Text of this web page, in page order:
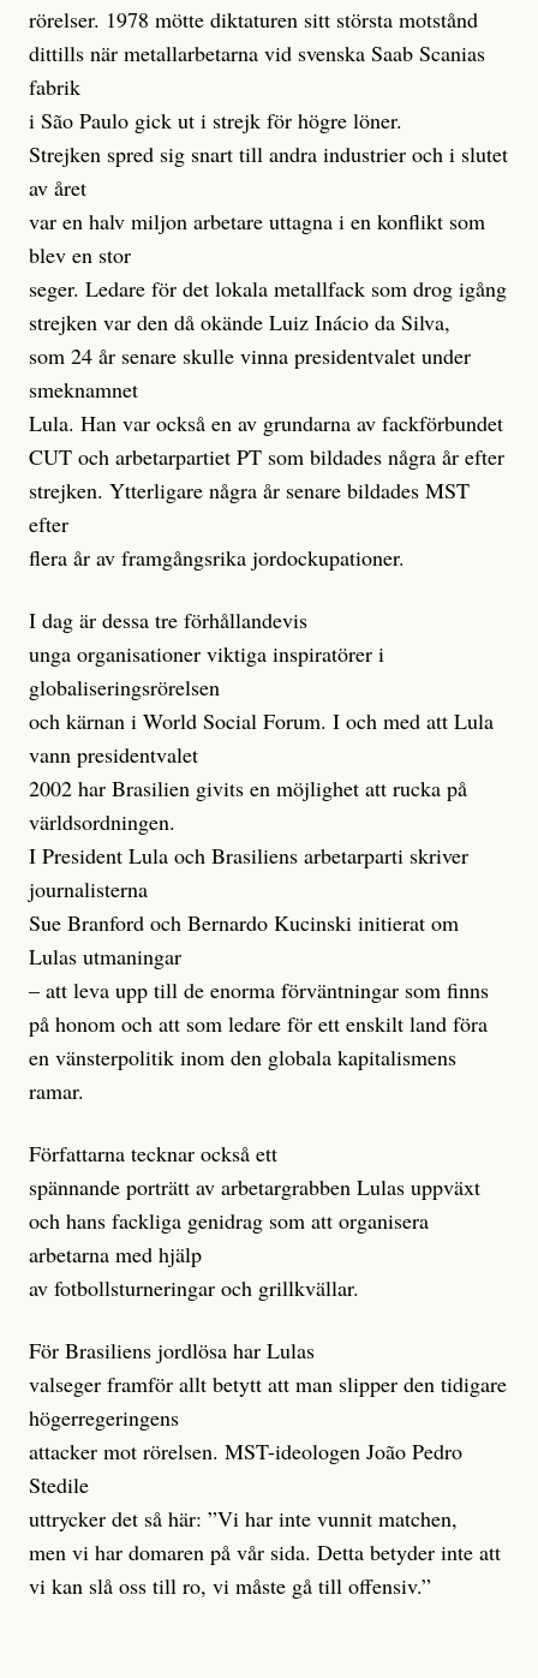
rörelser. 1978 mötte diktaturen sitt största motstånd
dittills när metallarbetarna vid svenska Saab Scanias
fabrik
i São Paulo gick ut i strejk för högre löner.
Strejken spred sig snart till andra industrier och i slutet
av året
var en halv miljon arbetare uttagna i en konflikt som
blev en stor
seger. Ledare för det lokala metallfack som drog igång
strejken var den då okände Luiz Inácio da Silva,
som 24 år senare skulle vinna presidentvalet under
smeknamnet
Lula. Han var också en av grundarna av fackförbundet
CUT och arbetarpartiet PT som bildades några år efter
strejken. Ytterligare några år senare bildades MST
efter
flera år av framgångsrika jordockupationer.
I dag är dessa tre förhållandevis
unga organisationer viktiga inspiratörer i
globaliseringsrörelsen
och kärnan i World Social Forum. I och med att Lula
vann presidentvalet
2002 har Brasilien givits en möjlighet att rucka på
världsordningen.
I President Lula och Brasiliens arbetarparti skriver
journalisterna
Sue Branford och Bernardo Kucinski initierat om
Lulas utmaningar
– att leva upp till de enorma förväntningar som finns
på honom och att som ledare för ett enskilt land föra
en vänsterpolitik inom den globala kapitalismens
ramar.
Författarna tecknar också ett
spännande porträtt av arbetargrabben Lulas uppväxt
och hans fackliga genidrag som att organisera
arbetarna med hjälp
av fotbollsturneringar och grillkvällar.
För Brasiliens jordlösa har Lulas
valseger framför allt betytt att man slipper den tidigare
högerregeringens
attacker mot rörelsen. MST-ideologen João Pedro
Stedile
uttrycker det så här: ”Vi har inte vunnit matchen,
men vi har domaren på vår sida. Detta betyder inte att
vi kan slå oss till ro, vi måste gå till offensiv.”